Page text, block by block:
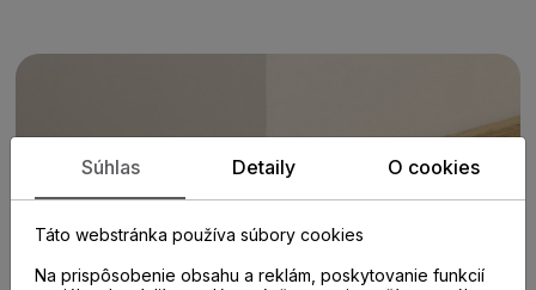
Súhlas Detaily O cookies
Táto webstránka používa súbory cookies
Na prispôsobenie obsahu a reklám, poskytovanie funkcií